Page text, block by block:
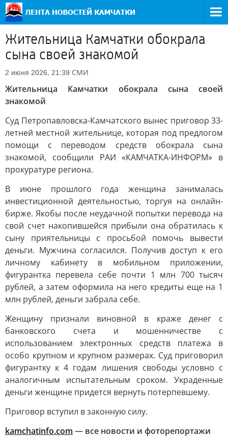
Жительница Камчатки обокрала
сына своей знакомой
2 июня 2026, 21:39 СМИ
Жительница Камчатки обокрала сына своей
знакомой
Суд Петропавловска-Камчатского вынес приговор 33-
летней местной жительнице, которая под предлогом
помощи с переводом средств обокрала сына
знакомой, сообщили РАИ «КАМЧАТКА-ИНФОРМ» в
прокуратуре региона.
В июне прошлого года женщина занималась
инвестиционной деятельностью, торгуя на онлайн-
бирже. Якобы после неудачной попытки перевода на
свой счет накопившейся прибыли она обратилась к
сыну приятельницы с просьбой помочь вывести
деньги. Мужчина согласился. Получив доступ к его
личному кабинету в мобильном приложении,
фигурантка перевела себе почти 1 млн 700 тысяч
рублей, а затем оформила на него кредиты еще на 1
млн рублей, деньги забрала себе.
Женщину признали виновной в краже денег с
банковского счета и мошенничестве с
использованием электронных средств платежа в
особо крупном и крупном размерах. Суд приговорил
фигурантку к 4 годам лишения свободы условно с
аналогичным испытательным сроком. Украденные
деньги женщине придется вернуть потерпевшему.
Приговор вступил в законную силу.
kamchatinfo.com — все новости и фоторепортажи